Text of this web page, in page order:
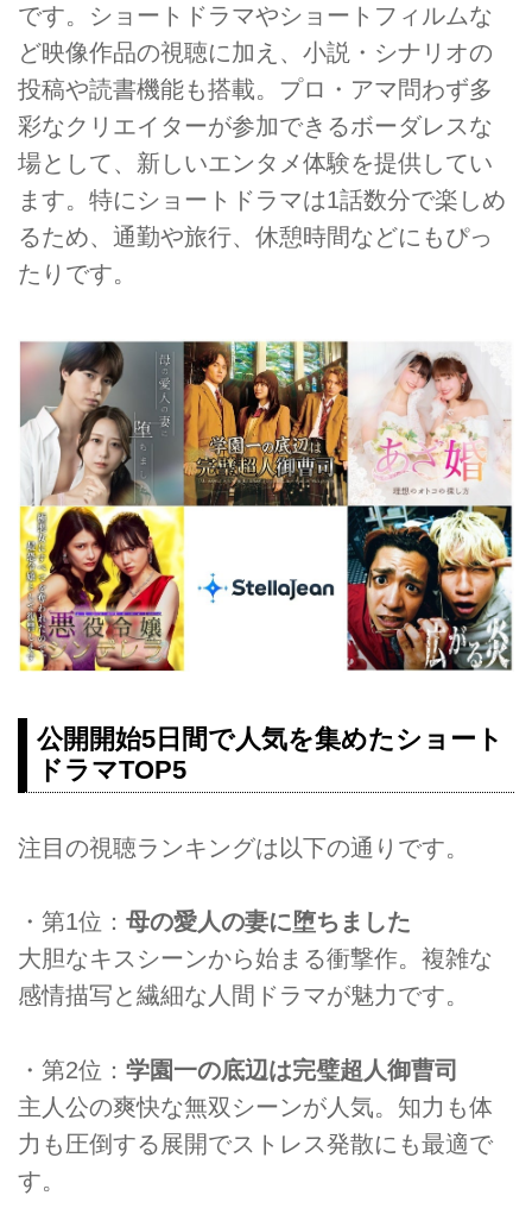
です。ショートドラマやショートフィルムな
ど映像作品の視聴に加え、小説・シナリオの
投稿や読書機能も搭載。プロ・アマ問わず多
彩なクリエイターが参加できるボーダレスな
場として、新しいエンタメ体験を提供してい
ます。特にショートドラマは1話数分で楽しめ
るため、通勤や旅行、休憩時間などにもぴっ
たりです。
公開開始5日間で人気を集めたショート
ドラマTOP5
注目の視聴ランキングは以下の通りです。
・第1位： 母の愛人の妻に堕ちました
大胆なキスシーンから始まる衝撃作。複雑な
感情描写と繊細な人間ドラマが魅力です。
・第2位： 学園一の底辺は完璧超人御曹司
主人公の爽快な無双シーンが人気。知力も体
力も圧倒する展開でストレス発散にも最適で
す。